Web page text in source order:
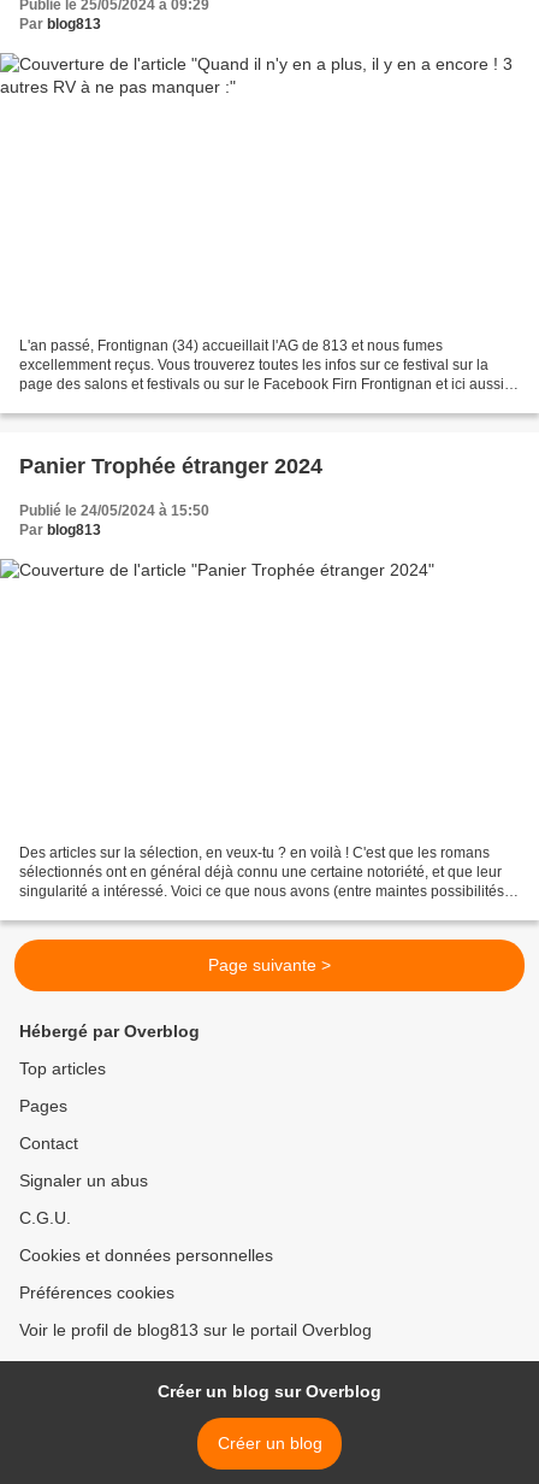
Publié le 25/05/2024 à 09:29
Par blog813
L'an passé, Frontignan (34) accueillait l'AG de 813 et nous fumes
excellemment reçus. Vous trouverez toutes les infos sur ce festival sur la
page des salons et festivals ou sur le Facebook Firn Frontignan et ici aussi !
Panier Trophée étranger 2024
Publié le 24/05/2024 à 15:50
Par blog813
Des articles sur la sélection, en veux-tu ? en voilà ! C'est que les romans
sélectionnés ont en général déjà connu une certaine notoriété, et que leur
singularité a intéressé. Voici ce que nous avons (entre maintes possibilités)
Page suivante >
Hébergé par Overblog
Top articles
Pages
Contact
Signaler un abus
C.G.U.
Cookies et données personnelles
Préférences cookies
Voir le profil de blog813 sur le portail Overblog
Créer un blog sur Overblog
Créer un blog